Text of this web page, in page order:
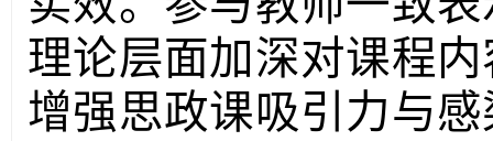
理论层面加深对课程
增强思政课吸引力与